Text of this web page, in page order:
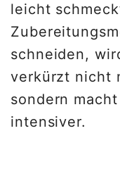
leicht
schneiden,
verkürzt nicht
sondern
intensiver.